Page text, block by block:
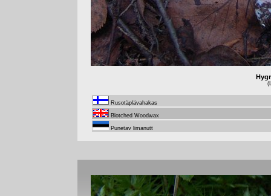
Rusotäplävahakas
Blotched Woodwax
Punetav limanutt